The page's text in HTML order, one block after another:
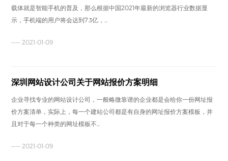
载体就是智能手机的普及，那么根据中国2021年最新的浏览器行业数据显
示，手机端的用户将会达到7.3亿，...
—— 2021-01-09
深圳网站设计公司关于网站报价方案明细
企业寻找专业的网站设计公司，一般略微靠谱的企业都是会给你一份网址报
价方案清单，实际上，每一个建站公司都是有自身的网址报价方案模板，并
且对于每一个种类的网址模板不...
—— 2021-01-09